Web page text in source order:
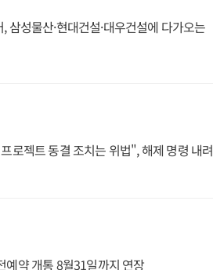
삼성물산·현대건설·대우건설에 다가오는
로젝트 동결 조치는 위법", 해제 명령 내려
예약 개통 8월31일까지 연장